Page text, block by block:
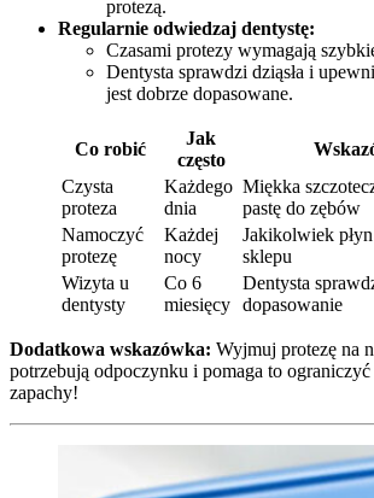
protezą.
Regularnie odwiedzaj dentystę:
Czasami protezy wymagają
Dentysta sprawdzi dziąsła i
jest dobrze dopasowane.
Co robić
Jak
często
Czysta
proteza
Każdego
dnia
Miękka
pastę do zębów
Namoczyć
protezę
Każdej
nocy
Jakikolwiek
sklepu
Wizyta u
dentysty
Co 6
miesięcy
Dentysta
dopasowanie
Dodatkowa wskazówka: Wyjmuj protezę na
potrzebują odpoczynku i pomaga to
zapachy!